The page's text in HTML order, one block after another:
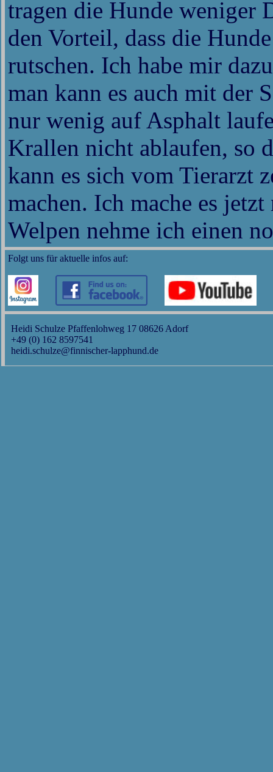
tragen die Hunde weniger
den Vorteil, dass die
rutschen. Ich habe mir
man kann es auch mit der
nur wenig auf Asphalt
Krallen nicht ablaufen, so
kann es sich vom Tierarzt
machen. Ich mache es
Welpen nehme ich einen
Folgt uns für aktuelle infos auf:
Heidi Schulze Pfaffenlohweg 17 08626 Adorf
+49 (0) 162 8597541
heidi.schulze@finnischer-lapphund.de